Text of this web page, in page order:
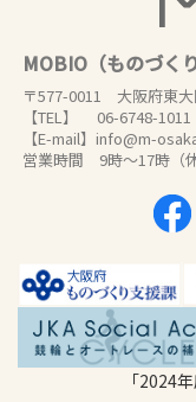
MOBIO（ものづく
〒577-0011 大阪府東
【TEL】 06-6748-1011
【E-mail】info@m-
営業時間 9時～17時（
「2024